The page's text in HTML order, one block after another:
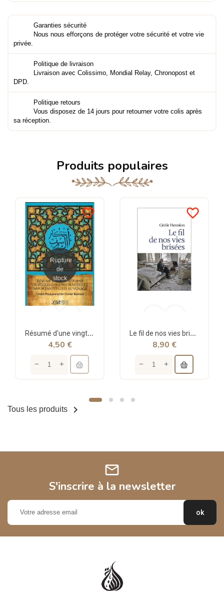
Garanties sécurité
Nous nous efforçons de protéger votre sécurité et votre vie
privée.
Politique de livraison
Livraison avec Colissimo, Mondial Relay, Chronopost et
DPD.
Politique retours
Vous disposez de 14 jours pour retourner votre colis après
sa réception.
Produits populaires
favorite_border
Rupture
de
stock
Résumé d'une vingtaine de règles jurisprudentielles liées au voyage - Bazmoul - Héritage...
4,50 €
favorite_border
Le fil de nos vies brisées - poche - Cécile Hennion - Points
8,90 €
Tous les produits 
mail
S'inscrire à la newsletter